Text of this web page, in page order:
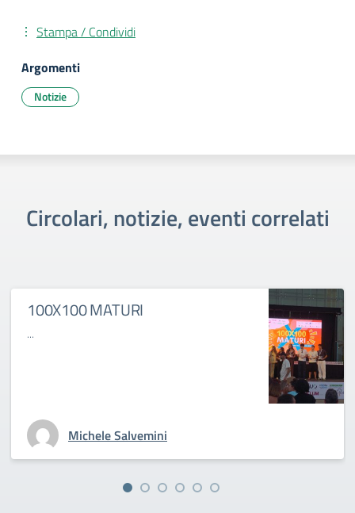
Stampa / Condividi
Argomenti
Notizie
Circolari, notizie, eventi correlati
100X100 MATURI
...
Michele Salvemini